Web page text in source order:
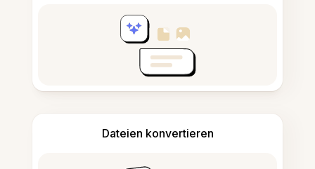
Dateien konvertieren